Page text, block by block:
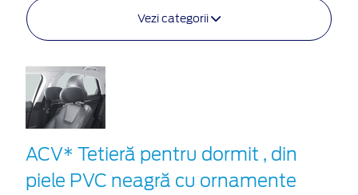
Vezi categorii
ACV* Tetieră pentru dormit , din
piele PVC neagră cu ornamente